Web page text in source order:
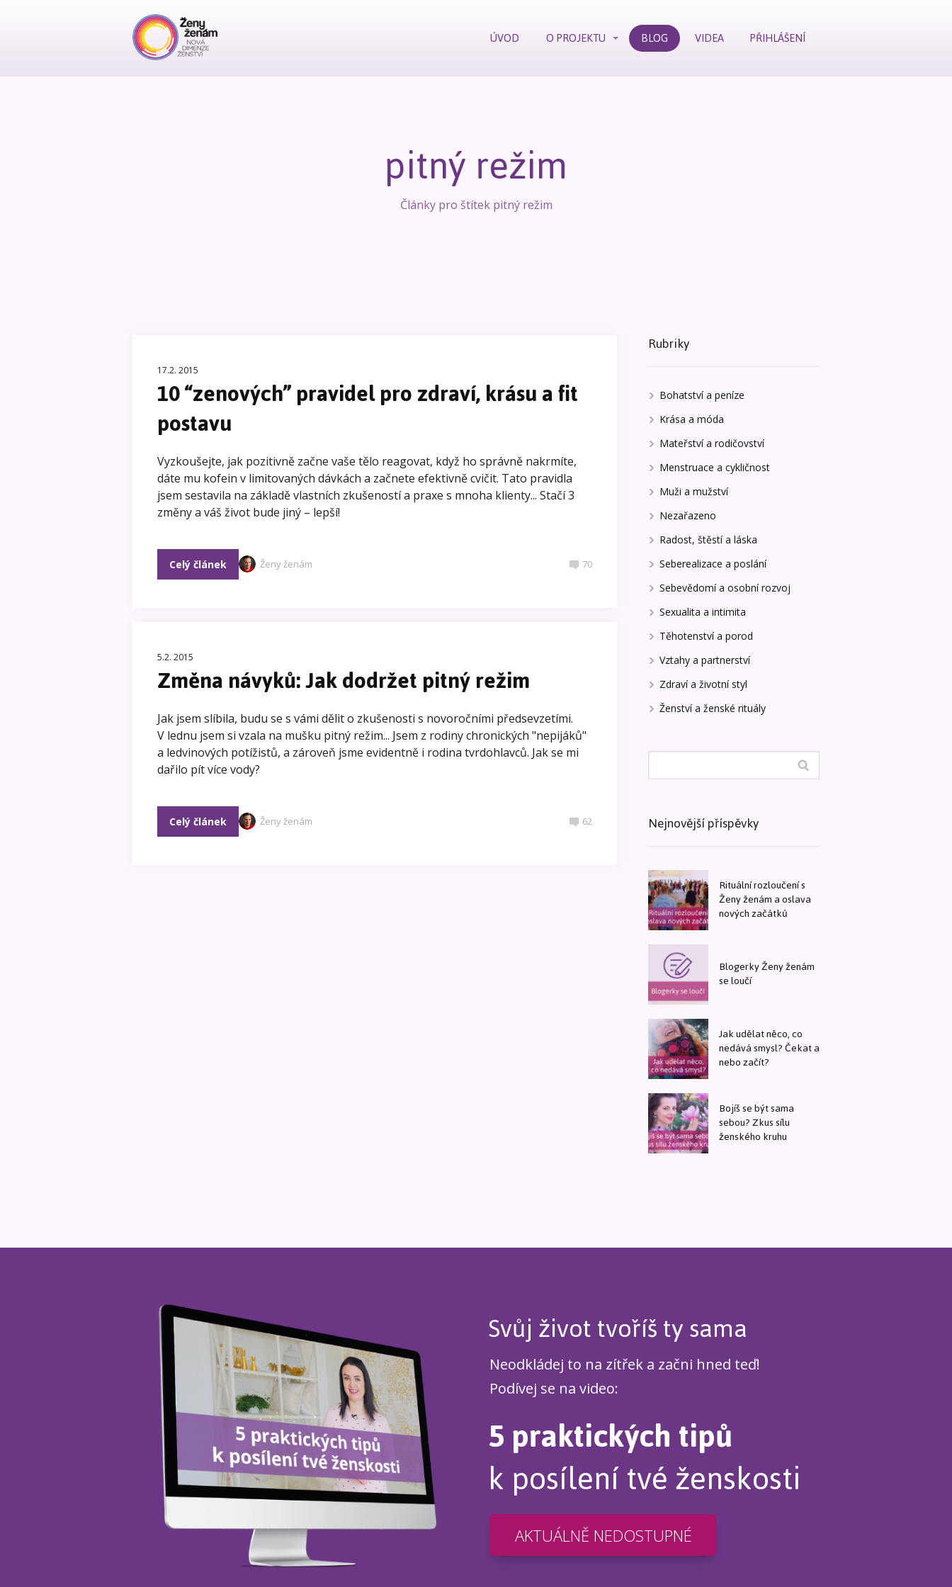
ÚVOD O PROJEKTU BLOG VIDEA PŘIHLÁŠENÍ
pitný režim
Články pro štítek pitný režim
17.2. 2015
10 “zenových” pravidel pro zdraví, krásu a fit
postavu
Vyzkoušejte, jak pozitivně začne vaše tělo reagovat, když ho správně nakrmíte,
dáte mu kofein v limitovaných dávkách a začnete efektivně cvičit. Tato pravidla
jsem sestavila na základě vlastních zkušeností a praxe s mnoha klienty... Stačí 3
změny a váš život bude jiný – lepší!
Celý článek Ženy ženám 70
5.2. 2015
Změna návyků: Jak dodržet pitný režim
Jak jsem slíbila, budu se s vámi dělit o zkušenosti s novoročními předsevzetími.
V lednu jsem si vzala na mušku pitný režim... Jsem z rodiny chronických "nepijáků"
a ledvinových potížistů, a zároveň jsme evidentně i rodina tvrdohlavců. Jak se mi
dařilo pít více vody?
Celý článek Ženy ženám 62
Rubriky
Bohatství a peníze
Krása a móda
Mateřství a rodičovství
Menstruace a cykličnost
Muži a mužství
Nezařazeno
Radost, štěstí a láska
Seberealizace a poslání
Sebevědomí a osobní rozvoj
Sexualita a intimita
Těhotenství a porod
Vztahy a partnerství
Zdraví a životní styl
Ženství a ženské rituály
Nejnovější příspěvky
Rituální rozloučení s
Ženy ženám a oslava
nových začátků
Blogerky Ženy ženám
se loučí
Jak udělat něco, co
nedává smysl? Čekat a
nebo začít?
Bojíš se být sama
sebou? Zkus sílu
ženského kruhu
Svůj život tvoříš ty sama
Neodkládej to na zítřek a začni hned teď!
Podívej se na video:
5 praktických tipů
k posílení tvé ženskosti
AKTUÁLNĚ NEDOSTUPNÉ